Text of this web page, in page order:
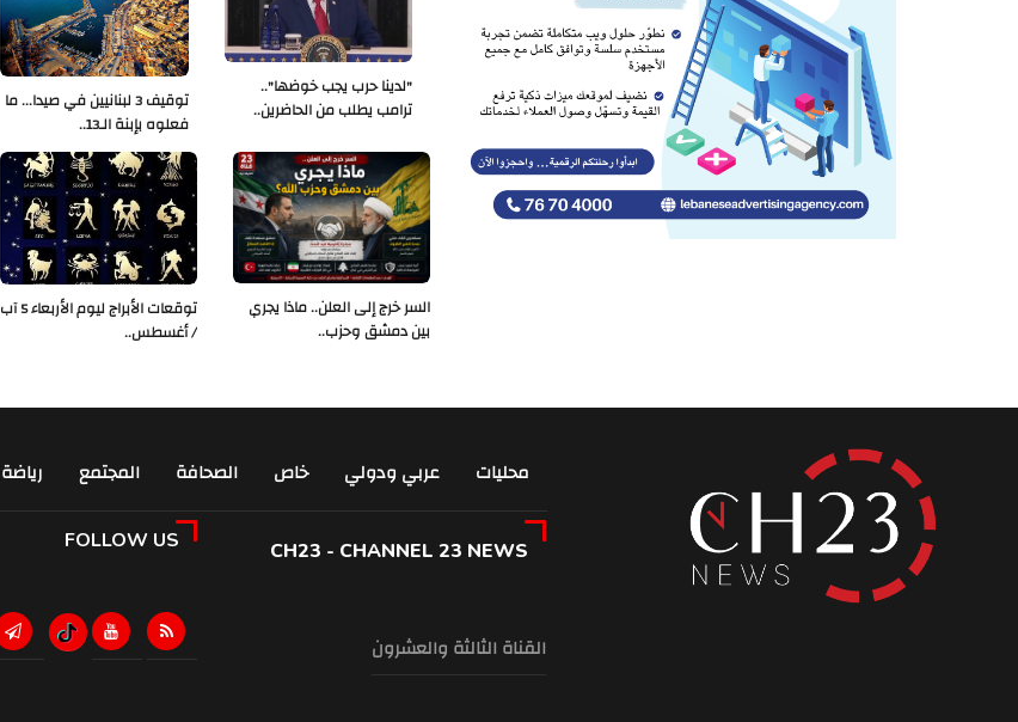
توقيف 3 لبنانيين في صيدا... ما
فعلوه بإبنة الـ13..
"لدينا حرب يجب خوضها"..
ترامب يطلب من الحاضرين..
توقعات الأبراج ليوم الأربعاء 5 آب
/ أغسطس..
السر خرج إلى العلن.. ماذا يجري
بين دمشق وحزب..
رياضة المجتمع الصحافة خاص عربي ودولي
محليات
FOLLOW US CH23 - CHANNEL 23 NEWS
القناة الثالثة والعشرون